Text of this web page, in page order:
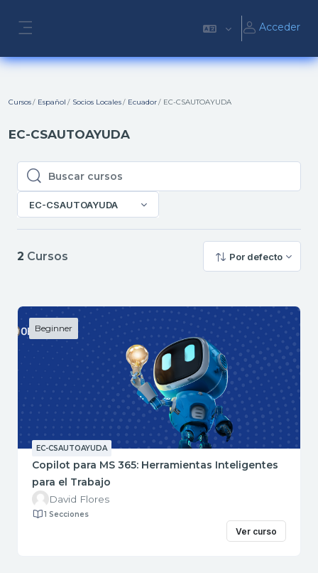
Acceder
Cursos Español Socios Locales Ecuador EC-CSAUTOAYUDA
EC-CSAUTOAYUDA
Buscar cursos
Buscar cursos
EC-CSAUTOAYUDA
2 Cursos Por defecto
Beginner
EC-CSAUTOAYUDA
Copilot para MS 365: Herramientas Inteligentes
para el Trabajo
David Flores
1 Secciones
Ver curso